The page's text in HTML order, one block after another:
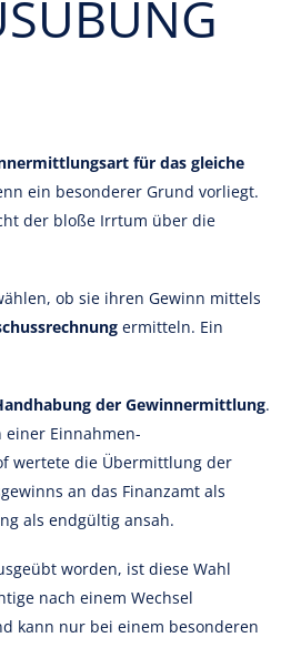
für das gleiche
ein besonderer Grund vorliegt.
der bloße Irrtum über die
ob sie ihren Gewinn mittels
ermitteln. Ein
der Gewinnermittlung.
Einnahmen-
wertete die Übermittlung der
an das Finanzamt als
als endgültig ansah.
worden, ist diese Wahl
nach einem Wechsel
kann nur bei einem besonderen